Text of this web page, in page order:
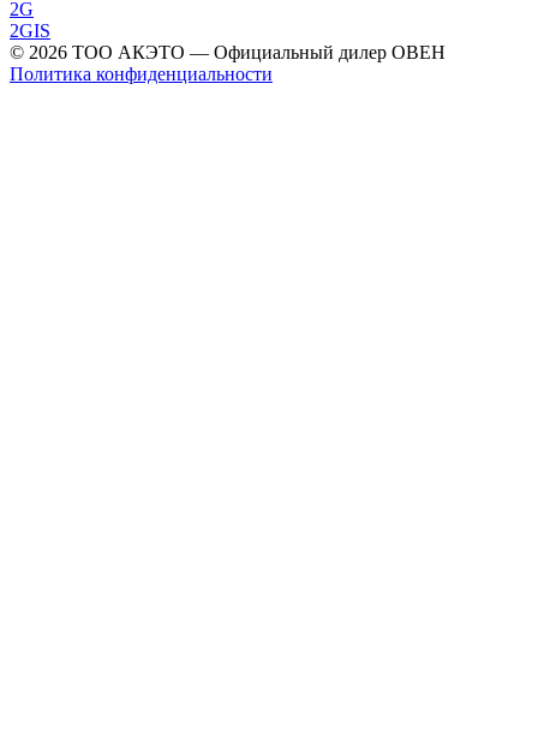
2G
2GIS
© 2026 ТОО АКЭТО — Официальный дилер ОВЕН
Политика конфиденциальности